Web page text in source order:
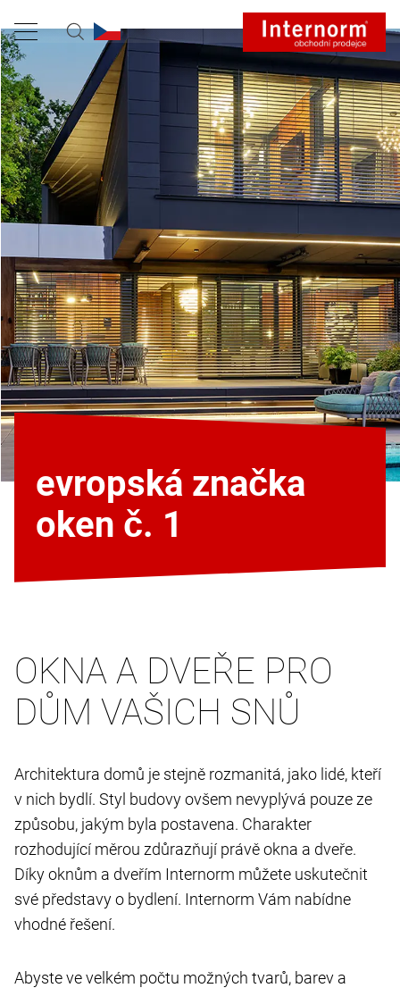
evropská značka
oken č. 1
OKNA A DVEŘE PRO
DŮM VAŠICH SNŮ
Architektura domů je stejně rozmanitá, jako lidé, kteří
v nich bydlí. Styl budovy ovšem nevyplývá pouze ze
způsobu, jakým byla postavena. Charakter
rozhodující měrou zdůrazňují právě okna a dveře.
Díky oknům a dveřím Internorm můžete uskutečnit
své představy o bydlení. Internorm Vám nabídne
vhodné řešení.
Abyste ve velkém počtu možných tvarů, barev a